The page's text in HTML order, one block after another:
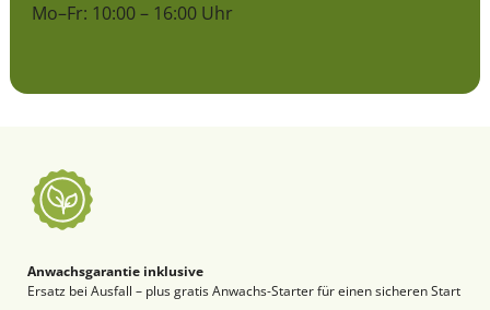
Mo–Fr: 10:00 – 16:00 Uhr
Anwachsgarantie inklusive
Ersatz bei Ausfall – plus gratis Anwachs-Starter für einen sicheren Start